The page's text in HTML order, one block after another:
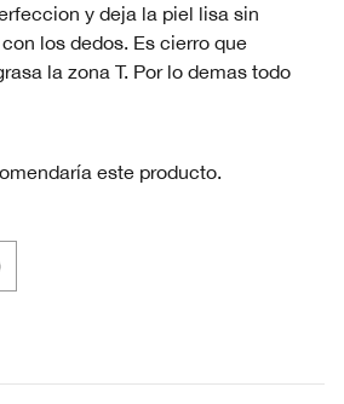
y deja la piel lisa sin
los dedos. Es cierro que
la zona T. Por lo demas todo
este producto.